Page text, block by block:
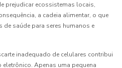
prejudicar ecossistemas locais,
a cadeia alimentar, o que
saúde para seres humanos e
inadequado de celulares contribui
eletrônico. Apenas uma pequena